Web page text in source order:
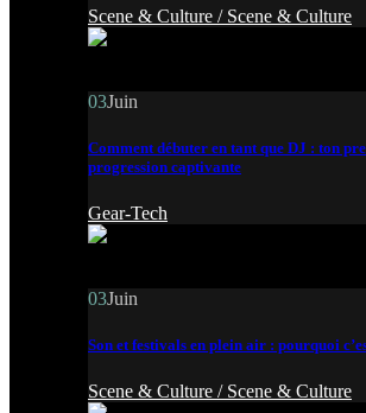
Scene & Culture / Scene & Culture
03Juin
Comment débuter en tant que DJ : ton
progression captivante
Gear-Tech
03Juin
Son et festivals en plein air : pourquoi
Scene & Culture / Scene & Culture